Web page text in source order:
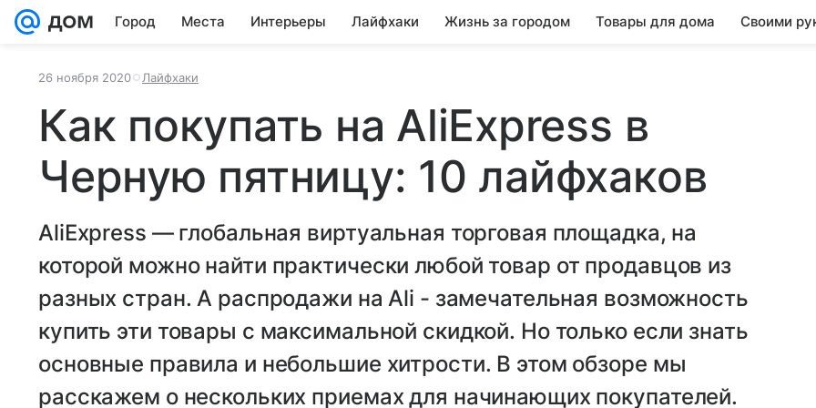
Город Места Интерьеры Лайфхаки Жизнь за городом Товары для дома Своими
26 ноября 2020 Лайфхаки
Как покупать на AliExpress в
Черную пятницу: 10 лайфхаков
AliExpress — глобальная виртуальная торговая площадка, на
которой можно найти практически любой товар от продавцов из
разных стран. А распродажи на Ali - замечательная возможность
купить эти товары с максимальной скидкой. Но только если знать
основные правила и небольшие хитрости. В этом обзоре мы
расскажем о нескольких приемах для начинающих покупателей.